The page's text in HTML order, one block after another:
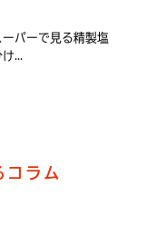
パーで見る精製塩
...
コラム